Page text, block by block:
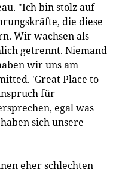
"Ich bin stolz auf
die diese
Wir wachsen als
getrennt. Niemand
wir uns am
'Great Place to
für
egal was
sich unsere
eher schlechten